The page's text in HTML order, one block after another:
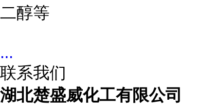
二醇等
...
联系我们
湖北楚盛威化工有限公司